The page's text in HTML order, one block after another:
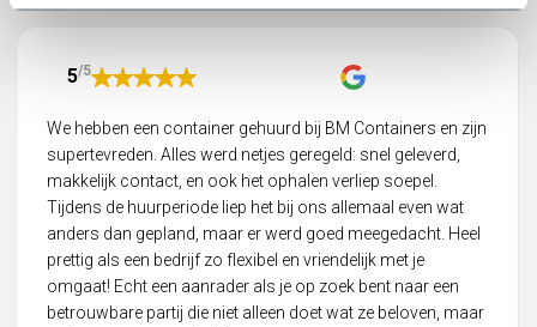
5/5
We hebben een container gehuurd bij BM Containers en zijn
supertevreden. Alles werd netjes geregeld: snel geleverd,
makkelijk contact, en ook het ophalen verliep soepel.
Tijdens de huurperiode liep het bij ons allemaal even wat
anders dan gepland, maar er werd goed meegedacht. Heel
prettig als een bedrijf zo flexibel en vriendelijk met je
omgaat! Echt een aanrader als je op zoek bent naar een
betrouwbare partij die niet alleen doet wat ze beloven, maar